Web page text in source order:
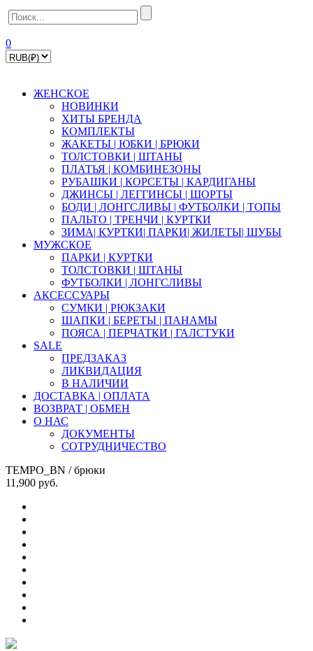
0
ЖЕНСКОЕ
НОВИНКИ
ХИТЫ БРЕНДА
КОМПЛЕКТЫ
ЖАКЕТЫ | ЮБКИ | БРЮКИ
ТОЛСТОВКИ | ШТАНЫ
ПЛАТЬЯ | КОМБИНЕЗОНЫ
РУБАШКИ | КOPСЕТЫ | КАРДИГАНЫ
ДЖИНСЫ | ЛЕГГИНСЫ | ШОРТЫ
БОДИ | ЛОНГСЛИВЫ | ФУТБОЛКИ | ТОПЫ
ПАЛЬТО | ТРЕНЧИ | КУРТКИ
ЗИМА| КУРТКИ| ПАРКИ| ЖИЛЕТЫ| ШУБЫ
МУЖСКОЕ
ПАРКИ | КУРТКИ
ТОЛСТОВКИ | ШТАНЫ
ФУТБОЛКИ | ЛОНГСЛИВЫ
АКСЕССУАРЫ
СУМКИ | РЮКЗАКИ
ШАПКИ | БЕРЕТЫ | ПАНАМЫ
ПОЯСА | ПЕРЧАТКИ | ГАЛСТУКИ
SALE
ПРЕДЗАКАЗ
ЛИКВИДАЦИЯ
В НАЛИЧИИ
ДОСТАВКА | ОПЛАТА
ВОЗВРАТ | ОБМЕН
О НАС
ДОКУМЕНТЫ
СОТРУДНИЧЕСТВО
TEMPO_BN / брюки
11,900 руб.